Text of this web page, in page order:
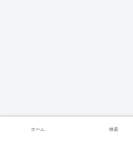
ホーム 検索